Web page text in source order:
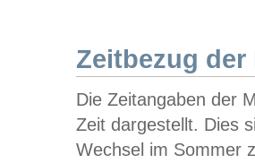
Zeitbezug der
Die Zeitangaben der
Zeit dargestellt. Dies
Wechsel im Sommer